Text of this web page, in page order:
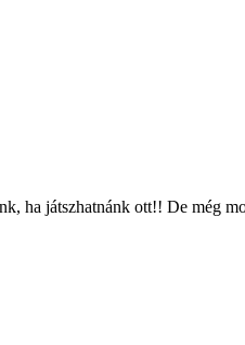
ha játszhatnánk ott!! De még